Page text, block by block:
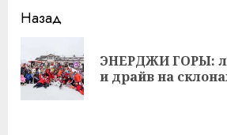
Навигация
записи
Назад
ЭНЕРДЖИ ГОРЫ:
и драйв на